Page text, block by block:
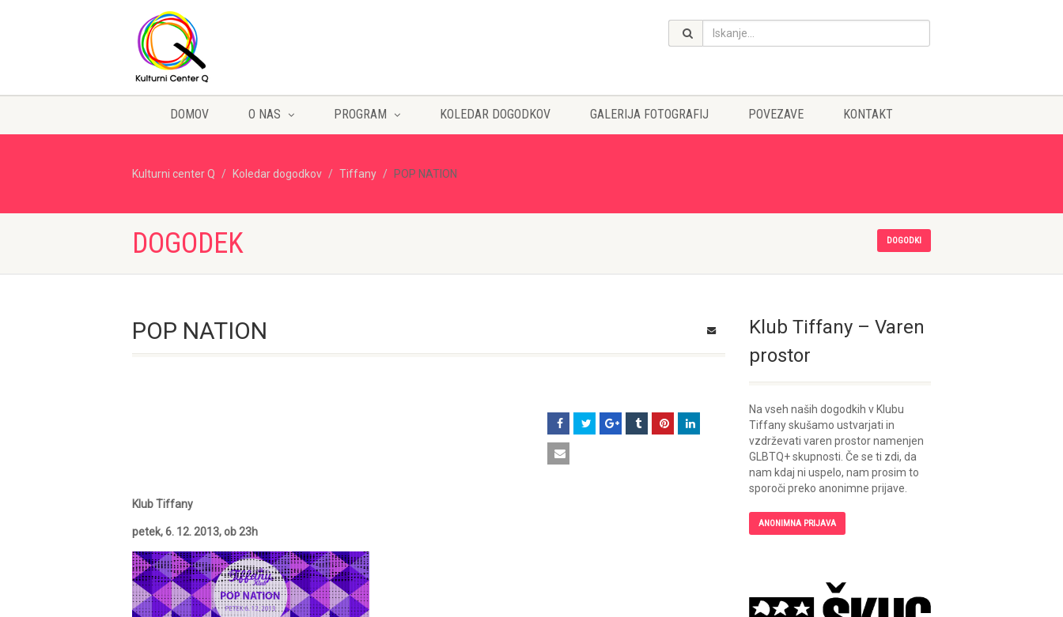
DOMOV O NAS PROGRAM KOLEDAR DOGODKOV GALERIJA FOTOGRAFIJ POVEZAVE KONTAKT
Kulturni center Q Koledar dogodkov Tiffany POP NATION
DOGODEK DOGODKI
POP NATION
Klub Tiffany
petek, 6. 12. 2013, ob 23h
Klub Tiffany – Varen
prostor
Na vseh naših dogodkih v Klubu
Tiffany skušamo ustvarjati in
vzdrževati varen prostor namenjen
GLBTQ+ skupnosti. Če se ti zdi, da
nam kdaj ni uspelo, nam prosim to
sporoči preko anonimne prijave.
ANONIMNA PRIJAVA